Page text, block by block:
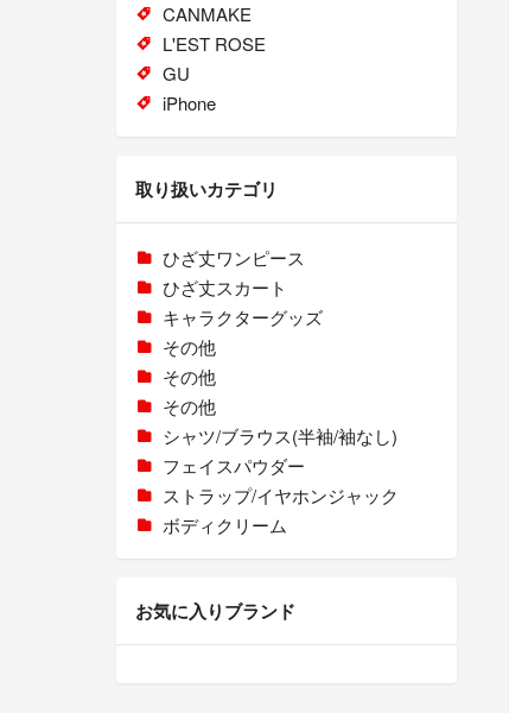
CANMAKE
L'EST ROSE
GU
iPhone
取り扱いカテゴリ
ひざ丈ワンピース
ひざ丈スカート
キャラクターグッズ
その他
その他
その他
シャツ/ブラウス(半袖/袖なし)
フェイスパウダー
ストラップ/イヤホンジャック
ボディクリーム
お気に入りブランド